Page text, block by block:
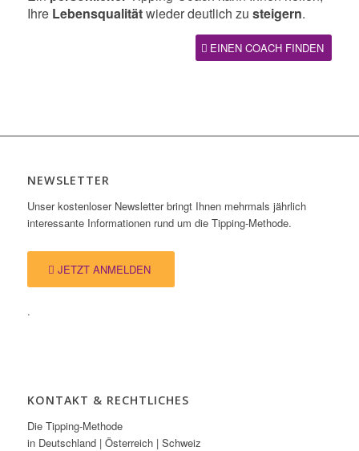
Ihre Lebensqualitätwieder deutlich zu steigern.
EINEN COACH FINDEN
NEWSLETTER
Unser kostenloser Newsletter bringt Ihnen mehrmals jährlich
interessante Informationen rund um die Tipping-Methode.
JETZT ANMELDEN
.
KONTAKT & RECHTLICHES
Die Tipping-Methode
in Deutschland | Österreich | Schweiz